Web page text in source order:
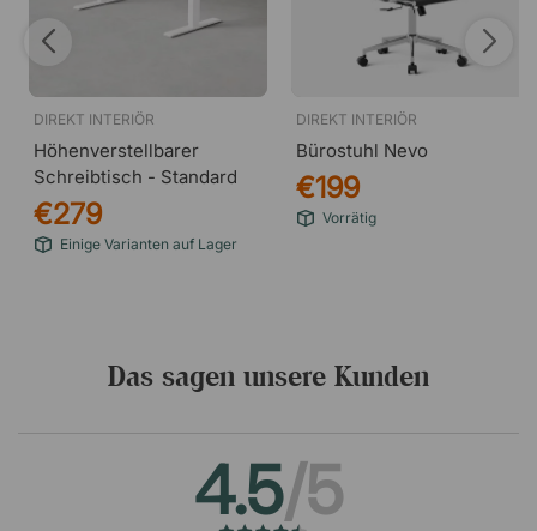
DIREKT INTERIÖR
Höhenverstellbarer
Schreibtisch - Standard
€279
Einige Varianten auf Lager
DIREKT INTERIÖR
Bürostuhl Nevo
€199
Vorrätig
Das sagen unsere Kunden
4.5/5